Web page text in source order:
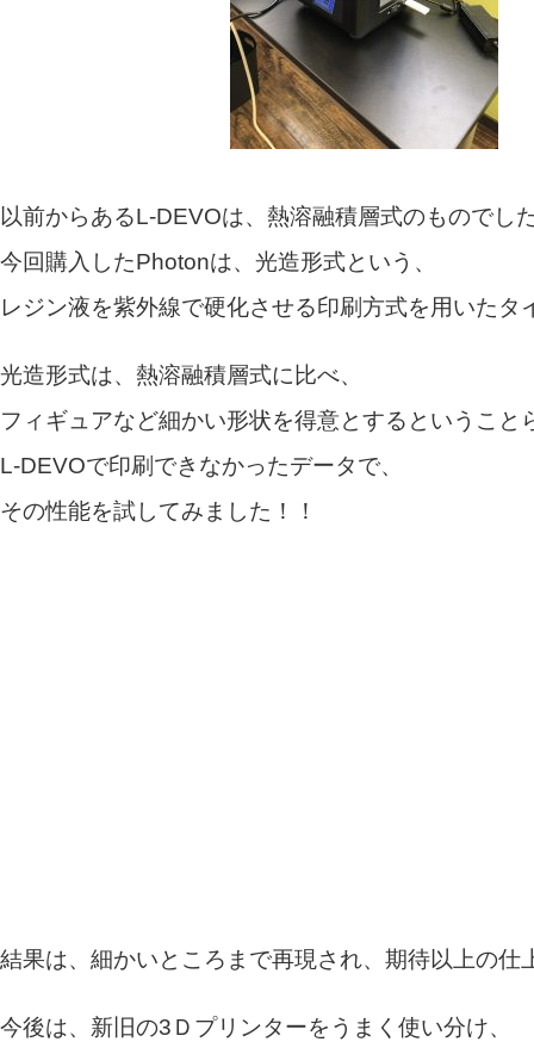
以前からあるL-DEVOは、熱溶融積層式のものでし
今回購入したPhotonは、光造形式という、
レジン液を紫外線で硬化させる印刷方式を用いたタ
光造形式は、熱溶融積層式に比べ、
フィギュアなど細かい形状を得意とするということ
L-DEVOで印刷できなかったデータで、
その性能を試してみました！！
結果は、細かいところまで再現され、期待以上の仕
今後は、新旧の3Ｄプリンターをうまく使い分け、